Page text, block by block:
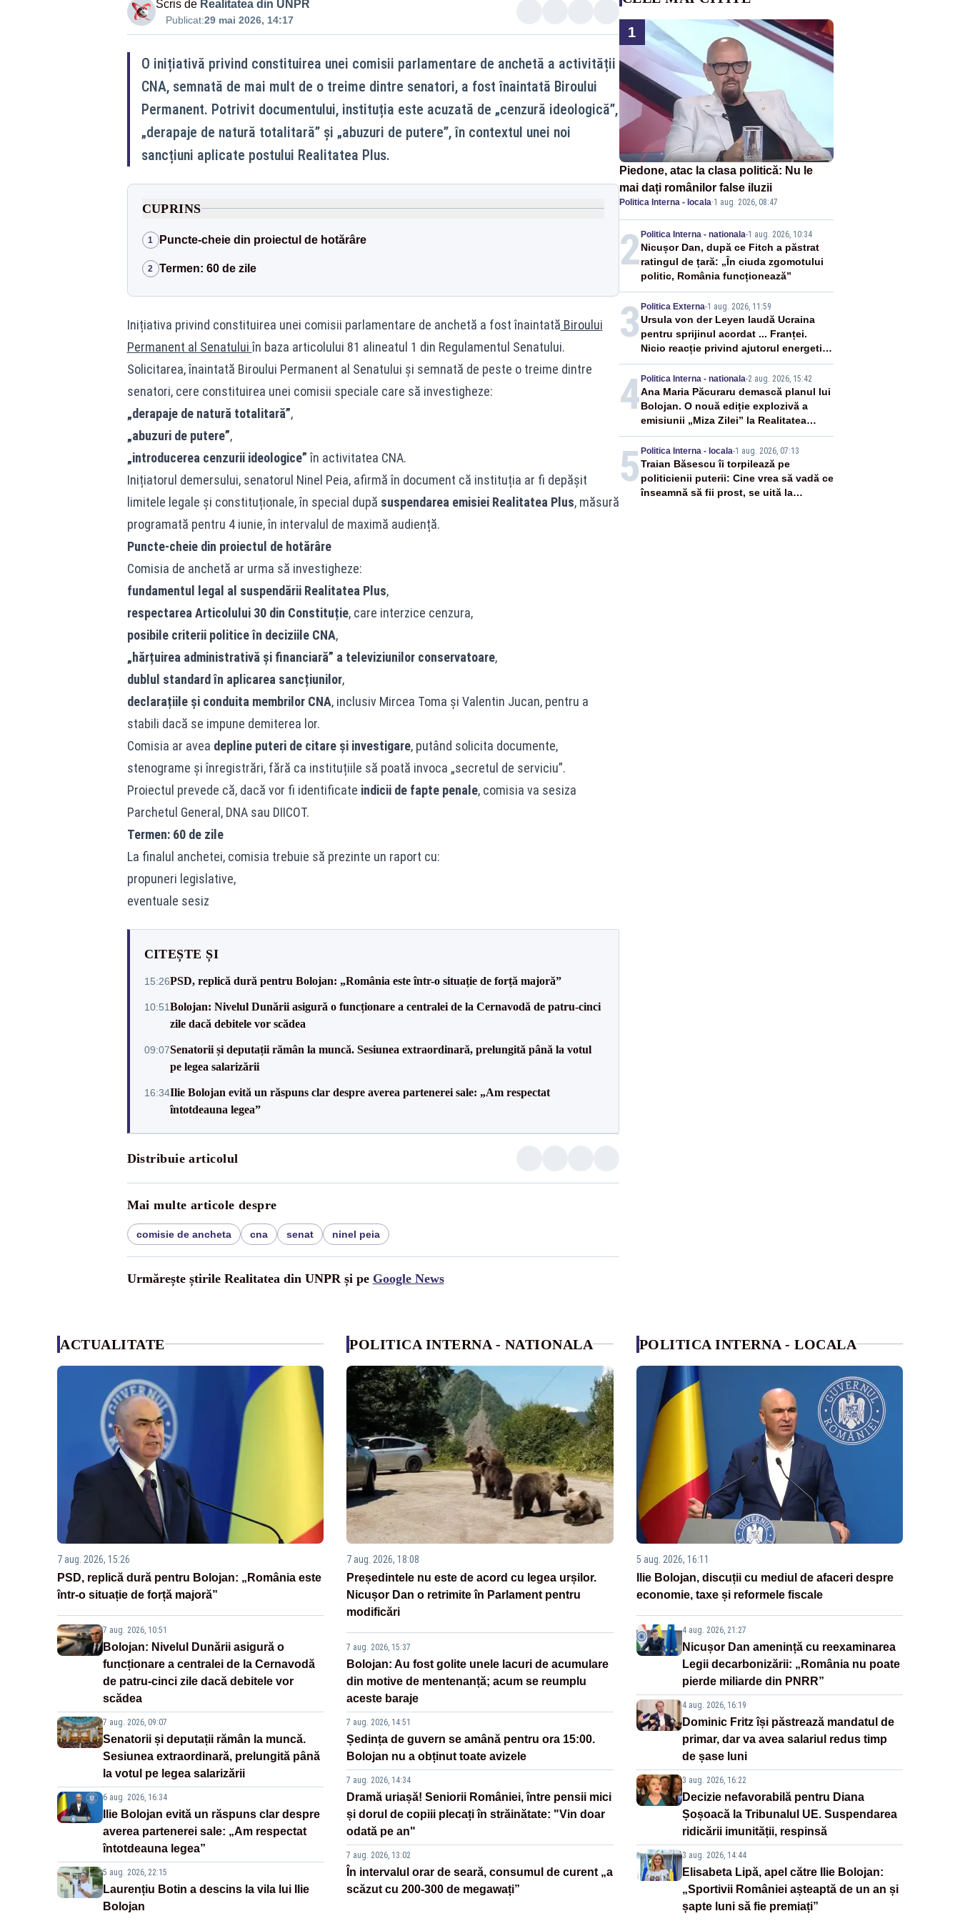
Scris de Realitatea din UNPR
Publicat:29 mai 2026, 14:17
O inițiativă privind constituirea unei comisii parlamentare de anchetă a activității
CNA, semnată de mai mult de o treime dintre senatori, a fost înaintată Biroului
Permanent. Potrivit documentului, instituția este acuzată de „cenzură ideologică”,
„derapaje de natură totalitară” și „abuzuri de putere”, în contextul unei noi
sancțiuni aplicate postului Realitatea Plus.
CUPRINS
1 Puncte-cheie din proiectul de hotărâre
2 Termen: 60 de zile
Inițiativa privind constituirea unei comisii parlamentare de anchetă a fost înaintată Biroului
Permanent al Senatuluiîn baza articolului 81 alineatul 1 din Regulamentul Senatului.
Solicitarea, înaintată Biroului Permanent al Senatului și semnată de peste o treime dintre
senatori, cere constituirea unei comisii speciale care să investigheze:
„derapaje de natură totalitară”,
„abuzuri de putere”,
„introducerea cenzurii ideologice”în activitatea CNA.
Inițiatorul demersului, senatorul Ninel Peia, afirmă în document că instituția ar fi depășit
limitele legale și constituționale, în special după suspendarea emisiei Realitatea Plus, măsură
programată pentru 4 iunie, în intervalul de maximă audiență.
Puncte-cheie din proiectul de hotărâre
Comisia de anchetă ar urma să investigheze:
fundamentul legal al suspendării Realitatea Plus,
respectarea Articolului 30 din Constituție, care interzice cenzura,
posibile criterii politice în deciziile CNA,
„hărțuirea administrativă și financiară” a televiziunilor conservatoare,
dublul standard în aplicarea sancțiunilor,
declarațiile și conduita membrilor CNA, inclusiv Mircea Toma și Valentin Jucan, pentru a
stabili dacă se impune demiterea lor.
Comisia ar avea depline puteri de citare și investigare, putând solicita documente,
stenograme și înregistrări, fără ca instituțiile să poată invoca „secretul de serviciu”.
Proiectul prevede că, dacă vor fi identificate indicii de fapte penale, comisia va sesiza
Parchetul General, DNA sau DIICOT.
Termen: 60 de zile
La finalul anchetei, comisia trebuie să prezinte un raport cu:
propuneri legislative,
eventuale sesiz
CITEȘTE ȘI
15:26PSD, replică dură pentru Bolojan: „România este într-o situație de forță majoră”
10:51Bolojan: Nivelul Dunării asigură o funcționare a centralei de la Cernavodă de patru-cinci
zile dacă debitele vor scădea
09:07Senatorii și deputații rămân la muncă. Sesiunea extraordinară, prelungită până la votul
pe legea salarizării
16:34Ilie Bolojan evită un răspuns clar despre averea partenerei sale: „Am respectat
întotdeauna legea”
Distribuie articolul
Mai multe articole despre
comisie de ancheta cna senat ninel peia
Urmărește știrile Realitatea din UNPR și pe Google News
1
Piedone, atac la clasa politică: Nu le
mai dați românilor false iluzii
Politica Interna - locala·1 aug. 2026, 08:47
2Politica Interna - nationala-1 aug. 2026, 10:34
Nicușor Dan, după ce Fitch a păstrat
ratingul de țară: „În ciuda zgomotului
politic, România funcționează”
3 Politica Externa-1 aug. 2026, 11:59
Ursula von der Leyen laudă Ucraina
pentru sprijinul acordat ... Franței.
Nicio reacție privind ajutorul energetic
promis României
4Politica Interna - nationala-2 aug. 2026, 15:42
Ana Maria Păcuraru demască planul lui
Bolojan. O nouă ediție explozivă a
emisiunii „Miza Zilei” la Realitatea
PLUS
5 Politica Interna - locala-1 aug. 2026, 07:13
Traian Băsescu îi torpilează pe
politicienii puterii: Cine vrea să vadă ce
înseamnă să fii prost, se uită la
ACTUALITATE
7 aug. 2026, 15:26
PSD, replică dură pentru Bolojan: „România este
într-o situație de forță majoră”
7 aug. 2026, 10:51
Bolojan: Nivelul Dunării asigură o
funcționare a centralei de la Cernavodă
de patru-cinci zile dacă debitele vor
scădea
7 aug. 2026, 09:07
Senatorii și deputații rămân la muncă.
Sesiunea extraordinară, prelungită până
la votul pe legea salarizării
6 aug. 2026, 16:34
Ilie Bolojan evită un răspuns clar despre
averea partenerei sale: „Am respectat
întotdeauna legea”
5 aug. 2026, 22:15
Laurențiu Botin a descins la vila lui Ilie
Bolojan
POLITICA INTERNA - NATIONALA
7 aug. 2026, 18:08
Președintele nu este de acord cu legea urșilor.
Nicușor Dan o retrimite în Parlament pentru
modificări
7 aug. 2026, 15:37
Bolojan: Au fost golite unele lacuri de acumulare
din motive de mentenanță; acum se reumplu
aceste baraje
7 aug. 2026, 14:51
Ședința de guvern se amână pentru ora 15:00.
Bolojan nu a obținut toate avizele
7 aug. 2026, 14:34
Dramă uriașă! Seniorii României, între pensii mici
și dorul de copiii plecați în străinătate: "Vin doar
odată pe an"
7 aug. 2026, 13:02
În intervalul orar de seară, consumul de curent „a
scăzut cu 200-300 de megawați”
POLITICA INTERNA - LOCALA
5 aug. 2026, 16:11
Ilie Bolojan, discuții cu mediul de afaceri despre
economie, taxe și reformele fiscale
4 aug. 2026, 21:27
Nicușor Dan amenință cu reexaminarea
Legii decarbonizării: „România nu poate
pierde miliarde din PNRR”
4 aug. 2026, 16:19
Dominic Fritz își păstrează mandatul de
primar, dar va avea salariul redus timp
de șase luni
3 aug. 2026, 16:22
Decizie nefavorabilă pentru Diana
Șoșoacă la Tribunalul UE. Suspendarea
ridicării imunității, respinsă
3 aug. 2026, 14:44
Elisabeta Lipă, apel către Ilie Bolojan:
„Sportivii României așteaptă de un an și
șapte luni să fie premiați”